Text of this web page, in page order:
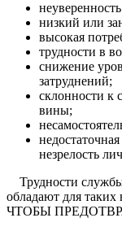
низкий или
высокая
трудности в
снижение
затруднений;
склонности к
вины;
незрелость
Трудности
обладают для таких
ЧТОБЫ